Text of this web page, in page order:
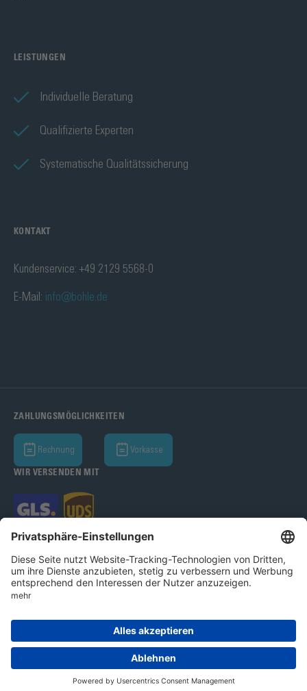
LEISTUNGEN
Individuelle Beratung
Qualifizierte Experten
Systematische Qualitätssicherung
KONTAKT
Kundenservice: +49 2129 5568-0
E-Mail: info@bohle.de
ZAHLUNGSMÖGLICHKEITEN
Rechnung Vorkasse
WIR VERSENDEN MIT
Bohle AG 2026
Impressum